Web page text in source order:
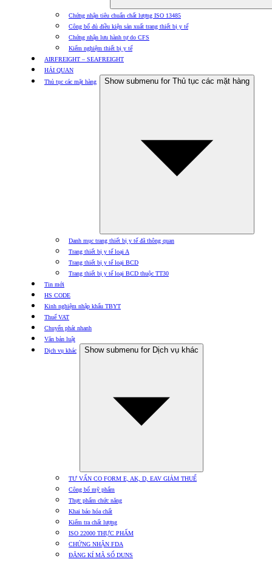
Chứng nhận tiêu chuẩn chất lượng ISO 13485
Công bố đủ điều kiện sản xuất trang thiết bị y tế
Chứng nhận lưu hành tự do CFS
Kiểm nghiệm thiết bị y tế
AIRFREIGHT – SEAFREIGHT
HẢI QUAN
Thủ tục các mặt hàng
Show submenu for Thủ tục các mặt hàng
Danh mục trang thiết bị y tế đã thông quan
Trang thiết bị y tế loại A
Trang thiết bị y tế loại BCD
Trang thiết bị y tế loại BCD thuộc TT30
Tin mới
HS CODE
Kinh nghiệm nhập khẩu TBYT
Thuế VAT
Chuyển phát nhanh
Văn bản luật
Dịch vụ khác
Show submenu for Dịch vụ khác
TƯ VẤN CO FORM E, AK, D, EAV GIẢM THUẾ
Công bố mỹ phẩm
Thực phẩm chức năng
Khai báo hóa chất
Kiểm tra chất lượng
ISO 22000 THỰC PHẨM
CHỨNG NHẬN FDA
ĐĂNG KÍ MÃ SỐ DUNS